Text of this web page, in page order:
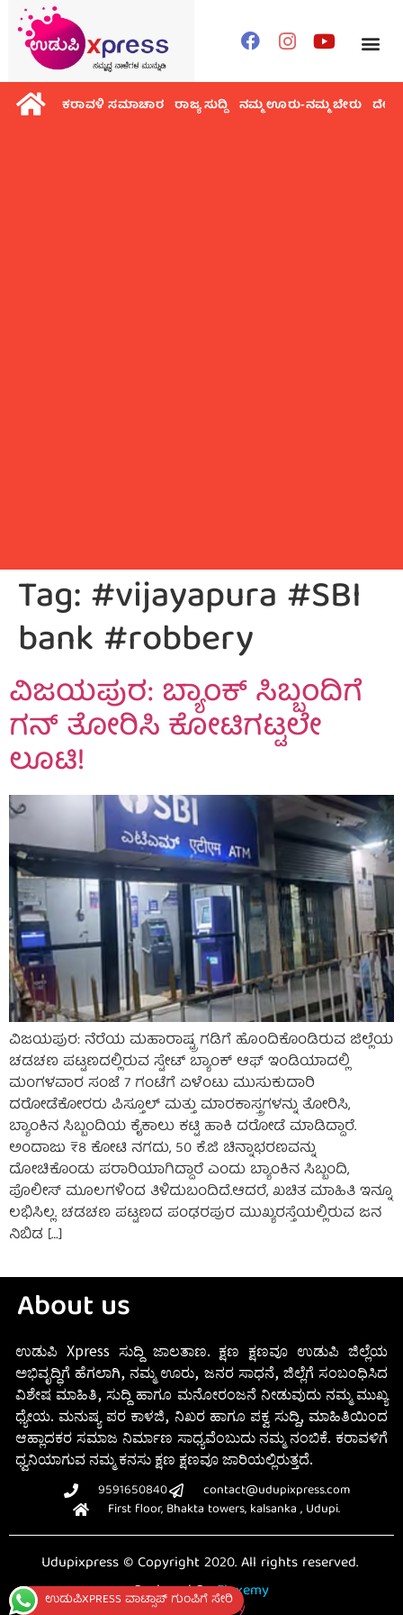
ಕರಾವಳಿ ಸಮಾಚಾರ ರಾಜ್ಯ ಸುದ್ದಿ ನಮ್ಮ ಊರು-ನಮ್ಮ ಬೇರು ದೇಶ
Tag:#vijayapura #SBI
bank #robbery
ವಿಜಯಪುರ: ಬ್ಯಾಂಕ್ ಸಿಬ್ಬಂದಿಗೆ
ಗನ್ ತೋರಿಸಿ ಕೋಟಿಗಟ್ಟಲೇ
ಲೂಟಿ!
ವಿಜಯಪುರ: ನೆರೆಯ ಮಹಾರಾಷ್ಟ್ರ ಗಡಿಗೆ ಹೊಂದಿಕೊಂಡಿರುವ ಜಿಲ್ಲೆಯ
ಚಡಚಣ ಪಟ್ಟಣದಲ್ಲಿರುವ ಸ್ಟೇಟ್‌ ಬ್ಯಾಂಕ್ ಆಫ್‌ ಇಂಡಿಯಾದಲ್ಲಿ
ಮಂಗಳವಾರ ಸಂಜೆ 7 ಗಂಟೆಗೆ ಏಳೆಂಟು ಮುಸುಕುದಾರಿ
ದರೋಡೆಕೋರರು ಪಿಸ್ತೂಲ್ ಮತ್ತು ಮಾರಕಾಸ್ತ್ರಗಳನ್ನು ತೋರಿಸಿ,
ಬ್ಯಾಂಕಿನ ಸಿಬ್ಬಂದಿಯ ಕೈಕಾಲು ಕಟ್ಟಿ ಹಾಕಿ ದರೋಡೆ ಮಾಡಿದ್ದಾರೆ.
ಅಂದಾಜು ₹8 ಕೋಟಿ ನಗದು, 50 ಕೆ.ಜಿ ಚಿನ್ನಾಭರಣವನ್ನು
ದೋಚಿಕೊಂಡು ಪರಾರಿಯಾಗಿದ್ದಾರೆ ಎಂದು ಬ್ಯಾಂಕಿನ ಸಿಬ್ಬಂದಿ,
ಪೊಲೀಸ್ ಮೂಲಗಳಿಂದ ತಿಳಿದುಬಂದಿದೆ.ಆದರೆ, ಖಚಿತ ಮಾಹಿತಿ ಇನ್ನೂ
ಲಭಿಸಿಲ್ಲ. ಚಡಚಣ ಪಟ್ಟಣದ ಪಂಢರಪುರ ಮುಖ್ಯರಸ್ತೆಯಲ್ಲಿರುವ ಜನ
ನಿಬಿಡ […]
ಉಡುಪಿXPRESS ವಾಟ್ಸಾಪ್ ಗುಂಪಿಗೆ ಸೇರಿ
About us
ಉಡುಪಿ Xpress ಸುದ್ದಿ ಜಾಲತಾಣ. ಕ್ಷಣ ಕ್ಷಣವೂ ಉಡುಪಿ ಜಿಲ್ಲೆಯ
ಅಭಿವೃದ್ಧಿಗೆ ಹೆಗಲಾಗಿ, ನಮ್ಮ ಊರು, ಜನರ ಸಾಧನೆ, ಜಿಲ್ಲೆಗೆ ಸಂಬಂಧಿಸಿದ
ವಿಶೇಷ ಮಾಹಿತಿ, ಸುದ್ದಿ ಹಾಗೂ ಮನೋರಂಜನೆ ನೀಡುವುದು ನಮ್ಮ ಮುಖ್ಯ
ಧ್ಯೇಯ. ಮನುಷ್ಯ ಪರ ಕಾಳಜಿ, ನಿಖರ ಹಾಗೂ ಪಕ್ವ ಸುದ್ದಿ, ಮಾಹಿತಿಯಿಂದ
ಆಹ್ಲಾದಕರ ಸಮಾಜ ನಿರ್ಮಾಣ ಸಾಧ್ಯವೆಂಬುದು ನಮ್ಮ ನಂಬಿಕೆ. ಕರಾವಳಿಗೆ
ಧ್ವನಿಯಾಗುವ ನಮ್ಮ ಕನಸು ಕ್ಷಣ ಕ್ಷಣವೂ ಜಾರಿಯಲ್ಲಿರುತ್ತದೆ.
9591650840
contact@udupixpress.com
First floor, Bhakta towers, kalsanka , Udupi.
Udupixpress © Copyright 2020. All rights reserved.
Designed ByFluxemy
Privacy Policy